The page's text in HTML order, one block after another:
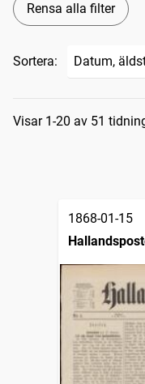
Rensa alla filter
Sortera:
Visar 1-20 av 51
1868-01-15